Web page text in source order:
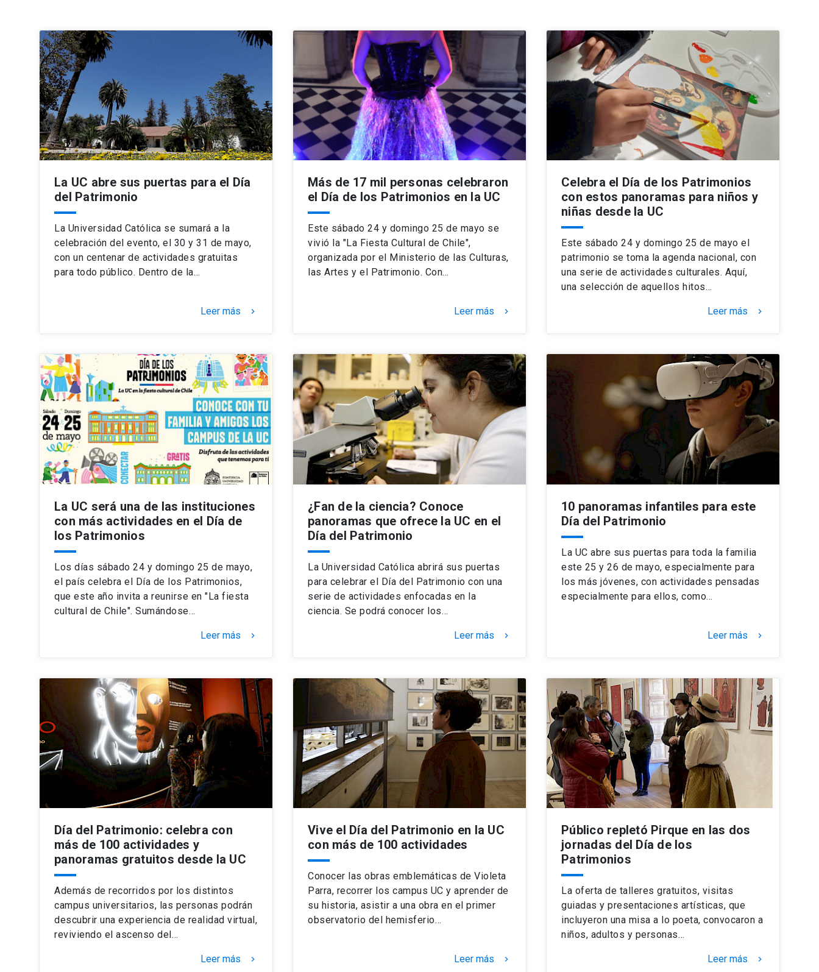
La UC abre sus puertas para el Día
del Patrimonio
La Universidad Católica se sumará a la
celebración del evento, el 30 y 31 de mayo,
con un centenar de actividades gratuitas
para todo público. Dentro de la…
Leer más keyboard_arrow_right
Más de 17 mil personas celebraron
el Día de los Patrimonios en la UC
Este sábado 24 y domingo 25 de mayo se
vivió la "La Fiesta Cultural de Chile",
organizada por el Ministerio de las Culturas,
las Artes y el Patrimonio. Con…
Leer más keyboard_arrow_right
Celebra el Día de los Patrimonios
con estos panoramas para niños y
niñas desde la UC
Este sábado 24 y domingo 25 de mayo el
patrimonio se toma la agenda nacional, con
una serie de actividades culturales. Aquí,
una selección de aquellos hitos…
Leer más keyboard_arrow_right
La UC será una de las instituciones
con más actividades en el Día de
los Patrimonios
Los días sábado 24 y domingo 25 de mayo,
el país celebra el Día de los Patrimonios,
que este año invita a reunirse en "La fiesta
cultural de Chile". Sumándose…
Leer más keyboard_arrow_right
¿Fan de la ciencia? Conoce
panoramas que ofrece la UC en el
Día del Patrimonio
La Universidad Católica abrirá sus puertas
para celebrar el Día del Patrimonio con una
serie de actividades enfocadas en la
ciencia. Se podrá conocer los…
Leer más keyboard_arrow_right
10 panoramas infantiles para este
Día del Patrimonio
La UC abre sus puertas para toda la familia
este 25 y 26 de mayo, especialmente para
los más jóvenes, con actividades pensadas
especialmente para ellos, como…
Leer más keyboard_arrow_right
Día del Patrimonio: celebra con
más de 100 actividades y
panoramas gratuitos desde la UC
Además de recorridos por los distintos
campus universitarios, las personas podrán
descubrir una experiencia de realidad virtual,
reviviendo el ascenso del…
Leer más keyboard_arrow_right
Vive el Día del Patrimonio en la UC
con más de 100 actividades
Conocer las obras emblemáticas de Violeta
Parra, recorrer los campus UC y aprender de
su historia, asistir a una obra en el primer
observatorio del hemisferio…
Leer más keyboard_arrow_right
Público repletó Pirque en las dos
jornadas del Día de los
Patrimonios
La oferta de talleres gratuitos, visitas
guiadas y presentaciones artísticas, que
incluyeron una misa a lo poeta, convocaron a
niños, adultos y personas…
Leer más keyboard_arrow_right